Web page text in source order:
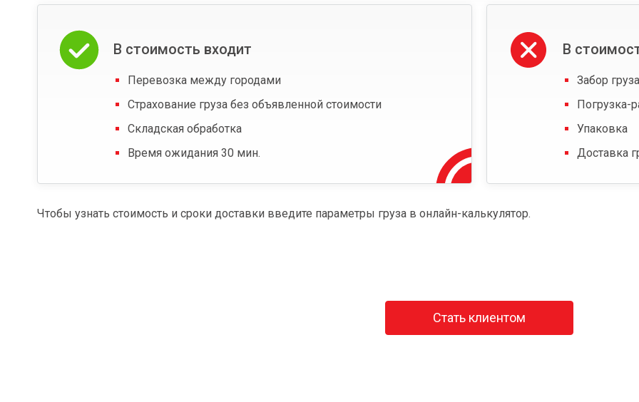
В стоимость входит
Перевозка между городами
Страхование груза без объявленной стоимости
Складская обработка
Время ожидания 30 мин.
В
Забор
Погрузка-
Упаковка
Доставка
Чтобы узнать стоимость и сроки доставки введите параметры груза в онлайн-калькулятор.
Стать клиентом